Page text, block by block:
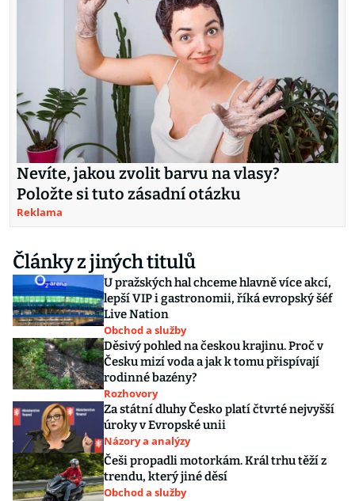
Nevíte, jakou zvolit barvu na vlasy?
Položte si tuto zásadní otázku
Reklama
Články z jiných titulů
U pražských hal chceme hlavně více akcí,
lepší VIP i gastronomii, říká evropský šéf
Live Nation
Obchod a služby
Děsivý pohled na českou krajinu. Proč v
Česku mizí voda a jak k tomu přispívají
rodinné bazény?
Rozhovory
Za státní dluhy Česko platí čtvrté nejvyšší
úroky v Evropské unii
Názory a analýzy
Češi propadli motorkám. Král trhu těží z
trendu, který jiné děsí
Obchod a služby